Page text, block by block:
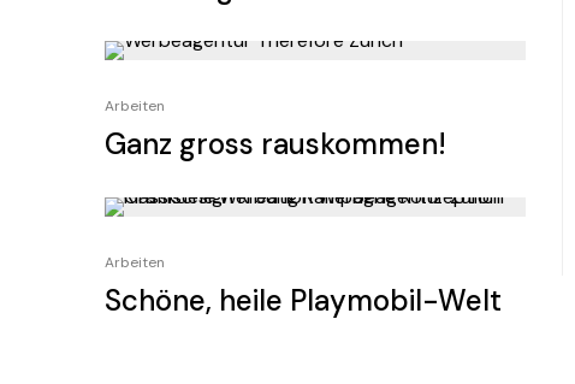
Arbeiten
Ganz gross rauskommen!
Arbeiten
Schöne, heile Playmobil-Welt